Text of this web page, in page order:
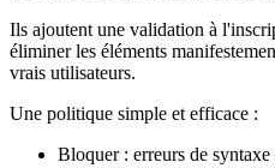
Ils ajoutent une validation à
éliminer les éléments
vrais utilisateurs.
Une politique simple et efficace :
Bloquer : erreurs de